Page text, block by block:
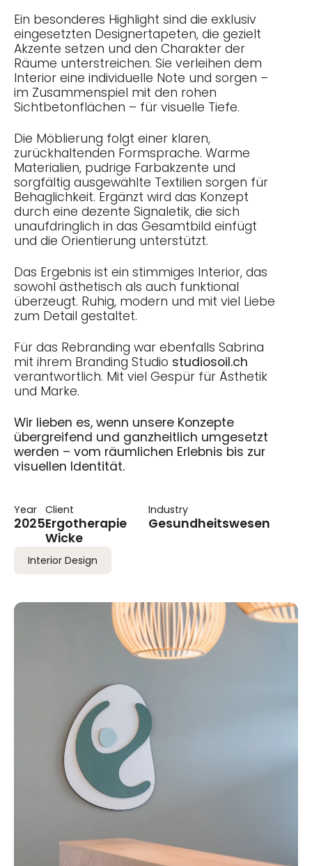
Ein besonderes Highlight sind die exklusiv
eingesetzten Designertapeten, die gezielt
Akzente setzen und den Charakter der
Räume unterstreichen. Sie verleihen dem
Interior eine individuelle Note und sorgen –
im Zusammenspiel mit den rohen
Sichtbetonflächen – für visuelle Tiefe.
Die Möblierung folgt einer klaren,
zurückhaltenden Formsprache. Warme
Materialien, pudrige Farbakzente und
sorgfältig ausgewählte Textilien sorgen für
Behaglichkeit. Ergänzt wird das Konzept
durch eine dezente Signaletik, die sich
unaufdringlich in das Gesamtbild einfügt
und die Orientierung unterstützt.
Das Ergebnis ist ein stimmiges Interior, das
sowohl ästhetisch als auch funktional
überzeugt. Ruhig, modern und mit viel Liebe
zum Detail gestaltet.
Für das Rebranding war ebenfalls Sabrina
mit ihrem Branding Studio studiosoil.ch
verantwortlich. Mit viel Gespür für Ästhetik
und Marke.
Wir lieben es, wenn unsere Konzepte
übergreifend und ganzheitlich umgesetzt
werden – vom räumlichen Erlebnis bis zur
visuellen Identität.
Year
2025
Client
Ergotherapie
Wicke
Industry
Gesundheitswesen
Interior Design